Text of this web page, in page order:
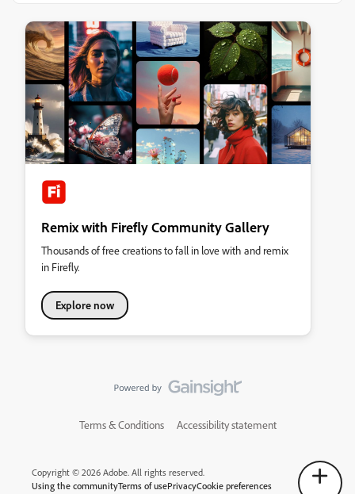
Remix with Firefly Community Gallery
Thousands of free creations to fall in love with and remix
in Firefly.
Explore now
Terms & Conditions Accessibility statement
Copyright © 2026 Adobe. All rights reserved.
Using the communityTerms of usePrivacyCookie preferences